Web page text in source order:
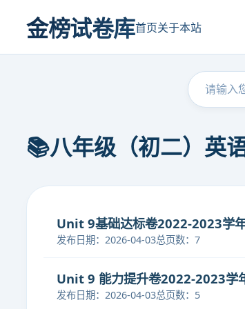
金榜试卷库首页关于本站
📚八年级（初二）英
Unit 9基础达标卷2022-2023学
发布日期：2026-04-03总页数：7
Unit 9 能力提升卷2022-2023学
发布日期：2026-04-03总页数：5